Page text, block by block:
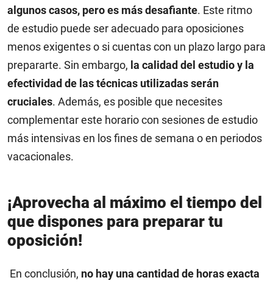
algunos casos, pero es más desafiante. Este ritmo
de estudio puede ser adecuado para oposiciones
menos exigentes o si cuentas con un plazo largo para
prepararte. Sin embargo, la calidad del estudio y la
efectividad de las técnicas utilizadas serán
cruciales. Además, es posible que necesites
complementar este horario con sesiones de estudio
más intensivas en los fines de semana o en periodos
vacacionales.
¡Aprovecha al máximo el tiempo del
que dispones para preparar tu
oposición!
En conclusión, no hay una cantidad de horas exacta